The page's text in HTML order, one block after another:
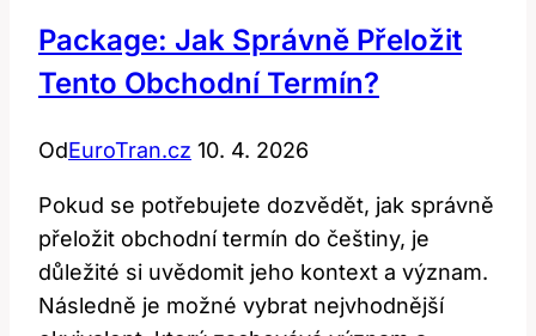
Package: Jak Správně Přeložit
Tento Obchodní Termín?
OdEuroTran.cz 10. 4. 2026
Pokud se potřebujete dozvědět, jak správně
přeložit obchodní termín do češtiny, je
důležité si uvědomit jeho kontext a význam.
Následně je možné vybrat nejvhodnější